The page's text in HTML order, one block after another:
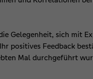
Gelegenheit, sich mit
positives Feedback
Mal durchgeführt